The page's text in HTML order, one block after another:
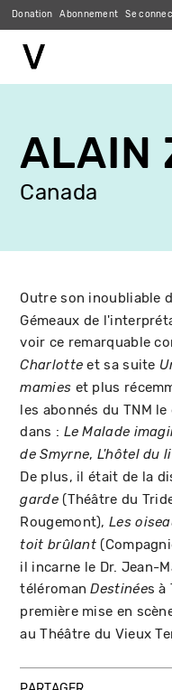
contenu
principal
Donation Abonnement Se
ALAIN
Canada
Outre son inoubliable
Gémeaux de
voir ce remarquable
Charlotte et sa suite
mamies et plus
les abonnés du TNM
dans : Le Malade
de Smyrne, L'hôtel du
De plus, il était de la
garde(Théâtre du
Rougemont),Les
toit brûlant
il incarne le Dr. Jean-
téléromanDestinées à
première mise en
au Théâtre du Vieux